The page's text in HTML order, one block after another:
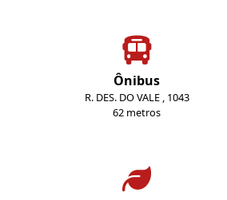
Ônibus
R. DES. DO VALE , 1043
62 metros